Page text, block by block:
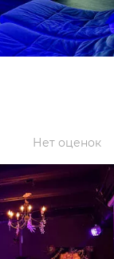
Нет оценок